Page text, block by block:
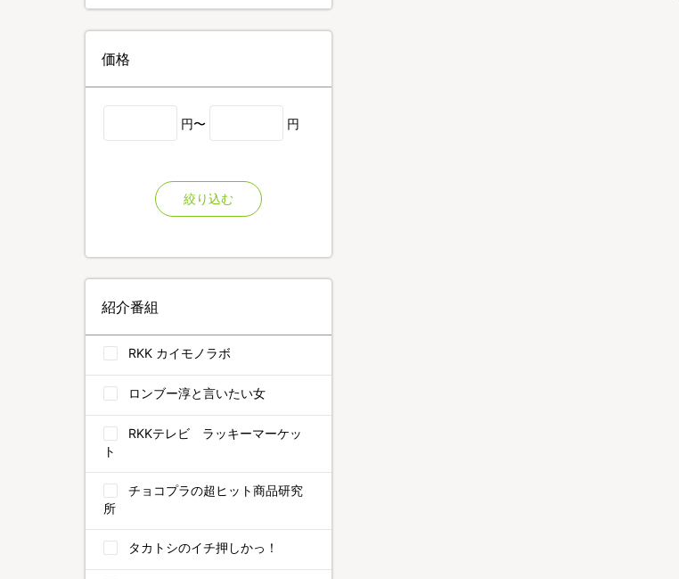
価格
円〜 円
絞り込む
紹介番組
RKK カイモノラボ
ロンブー淳と言いたい女
RKKテレビ ラッキーマーケッ
ト
チョコプラの超ヒット商品研究
所
タカトシのイチ押しかっ！